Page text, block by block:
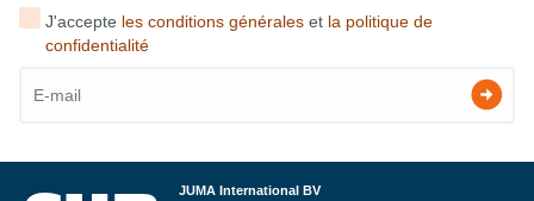
J'accepte les conditions générales et la politique de
confidentialité
JUMA International BV